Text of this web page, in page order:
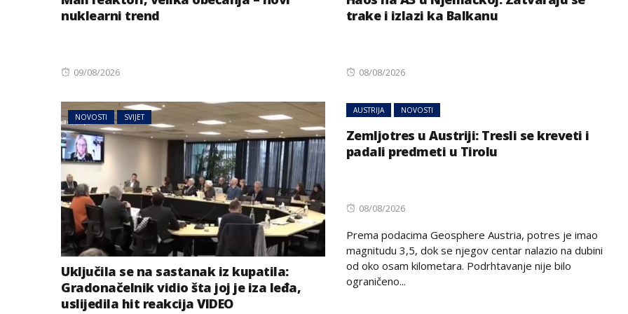
nuklearni trend
Posted
09/08/2026
trake i izlazi ka Balkanu
Posted
08/08/2026
NOVOSTI SVIJET
Uključila se na sastanak iz kupatila:
Gradonačelnik vidio šta joj je iza leđa,
uslijedila hit reakcija VIDEO
AUSTRIJA NOVOSTI
Zemljotres u Austriji: Tresli se kreveti i
padali predmeti u Tirolu
Posted
08/08/2026
Prema podacima Geosphere Austria, potres je imao
magnitudu 3,5, dok se njegov centar nalazio na dubini
od oko osam kilometara. Podrhtavanje nije bilo
ograničeno...
NOVOSTI SVIJET
Uključila se na sastanak iz
kupatila: Gradonačelnik
vidio šta joj je iza leđa,
uslijedila hit reakcija VIDEO